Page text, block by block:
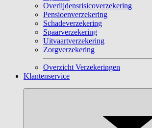
Overlijdensrisicoverzekering
Pensioenverzekering
Schadeverzekering
Spaarverzekering
Uitvaartverzekering
Zorgverzekering
Overzicht Verzekeringen
Klantenservice